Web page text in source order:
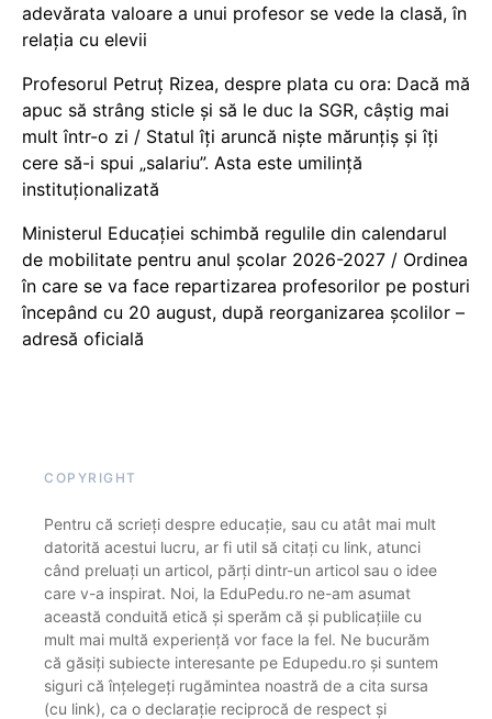
adevărata valoare a unui profesor se vede la clasă, în
relația cu elevii
Profesorul Petruț Rizea, despre plata cu ora: Dacă mă
apuc să strâng sticle și să le duc la SGR, câștig mai
mult într-o zi / Statul îți aruncă niște mărunțiș și îți
cere să-i spui „salariu”. Asta este umilință
instituționalizată
Ministerul Educației schimbă regulile din calendarul
de mobilitate pentru anul școlar 2026-2027 / Ordinea
în care se va face repartizarea profesorilor pe posturi
începând cu 20 august, după reorganizarea școlilor –
adresă oficială
COPYRIGHT
Pentru că scrieți despre educație, sau cu atât mai mult
datorită acestui lucru, ar fi util să citați cu link, atunci
când preluați un articol, părți dintr-un articol sau o idee
care v-a inspirat. Noi, la EduPedu.ro ne-am asumat
această conduită etică și sperăm că și publicațiile cu
mult mai multă experiență vor face la fel. Ne bucurăm
că găsiți subiecte interesante pe Edupedu.ro și suntem
siguri că înțelegeți rugămintea noastră de a cita sursa
(cu link), ca o declarație reciprocă de respect și